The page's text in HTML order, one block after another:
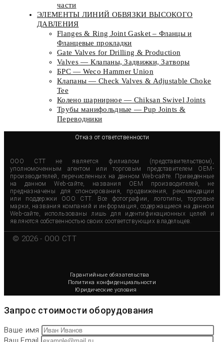
части
ЭЛЕМЕНТЫ ЛИНИЙ ОБВЯЗКИ ВЫСОКОГО
ДАВЛЕНИЯ
Flanges & Ring Joint Gasket – Фланцы и
Фланцевые прокладки
Gate Valves for Drilling & Production
Valves — Клапаны, Задвижки, Затворы
БРС — Weco Hammer Union
Клапаны — Check Valves & Adjustable Choke
Tee
Колено шарнирное — Chiksan Swivel Joints
Трубы манифольдные — Pup Joints &
Переводники
Отказ от ответственности
ООО СТТ не является филиалом (представительством),
уполномоченным агентом или торговым представителем OEM-
производителей, перечисленных на данном Web-сайте. Приведенные
на данном Web-сайте, названия OEM производителей, не
предназначены для спонсирования, продвижения, рекомендации
или поддержки ООО СТТ. Все фотографии, логотипы, торговые
марки, названия компаний и информация, содержащиеся на данном
Web-сайте, использованы лишь для идентификационных целей и
являются собственностью своих соответствующих владельцев.
© 2026 - OOO CTT
Гарантийные обязательства
Политика конфиденциальности
Юридические условия
Запрос стоимости оборудования
Ваше имя